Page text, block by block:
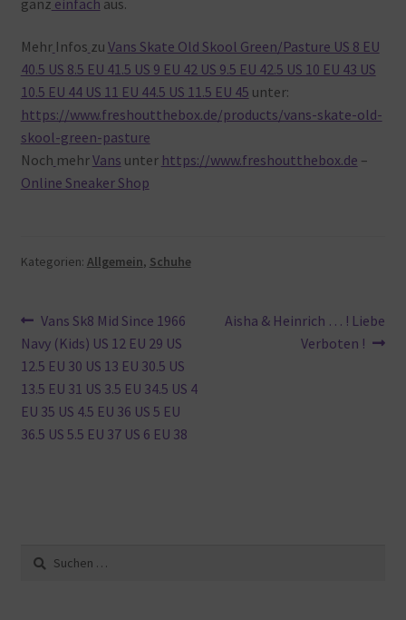
Mehr Infos zu Vans Skate Old Skool Green/Pasture US 8 EU
40.5 US 8.5 EU 41.5 US 9 EU 42 US 9.5 EU 42.5 US 10 EU 43 US
10.5 EU 44 US 11 EU 44.5 US 11.5 EU 45 unter:
https://www.freshoutthebox.de/products/vans-skate-old-
skool-green-pasture
Noch mehrVans unter https://www.freshoutthebox.de –
Online Sneaker Shop
Kategorien: Allgemein, Schuhe
Beitragsnavigation
Vorheriger
Beitrag:
Vans Sk8 Mid Since 1966
Navy (Kids) US 12 EU 29 US
12.5 EU 30 US 13 EU 30.5 US
13.5 EU 31 US 3.5 EU 34.5 US 4
EU 35 US 4.5 EU 36 US 5 EU
36.5 US 5.5 EU 37 US 6 EU 38
Nächster
Aisha & Heinrich … ! Liebe
Verboten !
Suche
nach: